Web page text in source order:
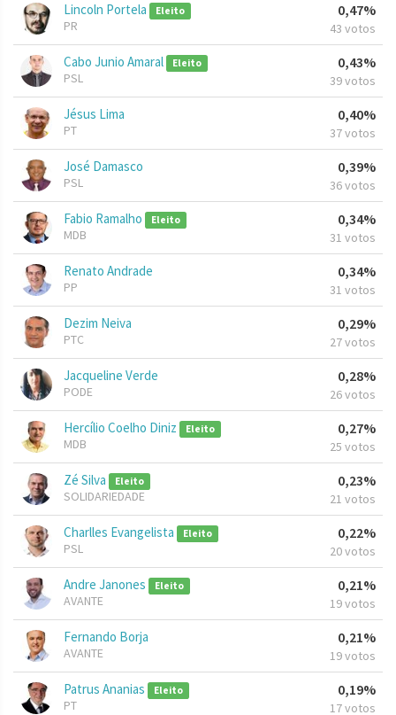
Lincoln Portela Eleito
PR
0,47%
43 votos
Cabo Junio Amaral Eleito
PSL
0,43%
39 votos
Jésus Lima
PT
0,40%
37 votos
José Damasco
PSL
0,39%
36 votos
Fabio Ramalho Eleito
MDB
0,34%
31 votos
Renato Andrade
PP
0,34%
31 votos
Dezim Neiva
PTC
0,29%
27 votos
Jacqueline Verde
PODE
0,28%
26 votos
Hercílio Coelho Diniz Eleito
MDB
0,27%
25 votos
Zé Silva Eleito
SOLIDARIEDADE
0,23%
21 votos
Charlles Evangelista Eleito
PSL
0,22%
20 votos
Andre Janones Eleito
AVANTE
0,21%
19 votos
Fernando Borja
AVANTE
0,21%
19 votos
Patrus Ananias Eleito
PT
0,19%
17 votos